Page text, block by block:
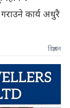
कार्य अधुरै
विज्ञापन